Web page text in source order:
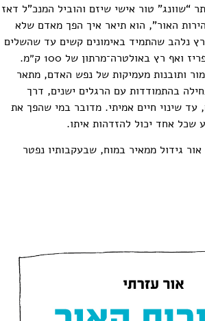
“שוונג” טור אישי שיזם והוביל המנכ”ל דאז
האור”, הוא תיאר איך הפך מאדם שלא
נלהב שהתמיד באימונים קשים עד שהשלים
מרתון, השתתף במרתון פריז ואף רץ באולטרה־מרתון של 100 ק״מ.
ותובנות מעמיקות של נפש האדם, מתאר
בהתמודדות עם הרגלים ישנים, דרך
שינוי חיים אמיתי. מדובר במי שהפך את
אחד יכול להזדהות איתו.
אצל אור גידול ממאיר במוח, שבעקבותיו נפטר